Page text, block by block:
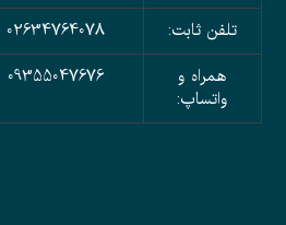
تلفن ثابت:
02634764078
همراه و
واتساپ:
09355047676